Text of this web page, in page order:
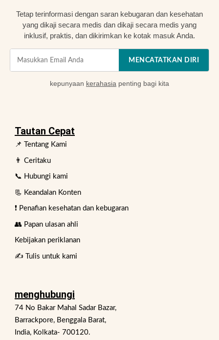
Tetap terinformasi dengan saran kebugaran dan kesehatan
yang dikaji secara medis dan dikaji secara medis yang
inklusif, praktis, dan dikirimkan ke kotak masuk Anda.
MENCATATKAN DIRI
kepunyaan kerahasia penting bagi kita
Tautan Cepat
📌 Tentang Kami
👨 Ceritaku
📞 Hubungi kami
📃 Keandalan Konten
❗ Penafian kesehatan dan kebugaran
👥 Papan ulasan ahli
Kebijakan periklanan
✍️ Tulis untuk kami
menghubungi
74 No Bakar Mahal Sadar Bazar,
Barrackpore, Benggala Barat,
India, Kolkata- 700120.